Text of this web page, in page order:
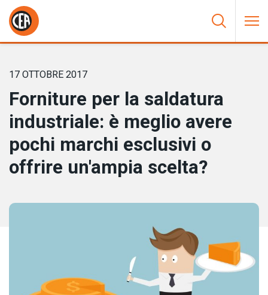
Vai al contenuto
HOME/
INDUSTRIALE: È MEGLIO AVERE POCHI MARCHI ESCLUSIVI O
OFFRIRE UN’AMPIA SCELTA?
17 OTTOBRE 2017
Forniture per la saldatura
industriale: è meglio avere
pochi marchi esclusivi o
offrire un'ampia scelta?